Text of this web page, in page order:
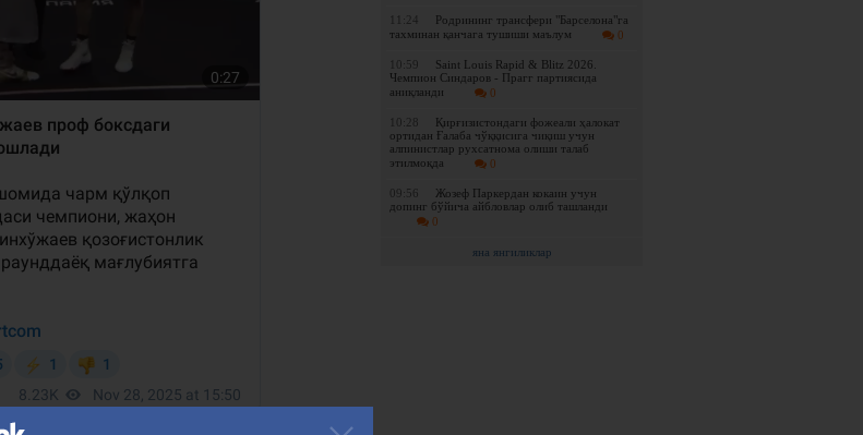
11:24
Родрининг трансфери "Барселона"га
тахминан қанчага тушиши маълум
0
10:59
Saint Louis Rapid & Blitz 2026.
Чемпион Синдаров - Прагг партиясида
аниқланди
0
10:28
Қирғизистондаги фожеали ҳалокат
ортидан Ғалаба чўққисига чиқиш учун
алпинистлар рухсатнома олиши талаб
этилмоқда
0
09:56
Жозеф Паркердан кокаин учун
допинг бўйича айбловлар олиб ташланди
0
яна янгиликлар